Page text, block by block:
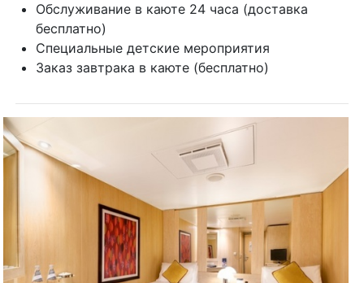
Дополнительно в категории Fantastica:
Обслуживание в каюте 24 часа (доставка
бесплатно)
Заказ завтрака в каюте (бесплатно)